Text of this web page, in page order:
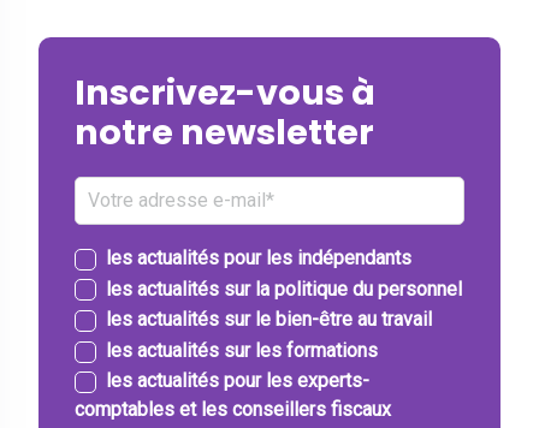
Inscrivez-vous à
notre newsletter
les actualités pour les indépendants
les actualités sur la politique du personnel
les actualités sur le bien-être au travail
les actualités sur les formations
les actualités pour les experts-
comptables et les conseillers fiscaux